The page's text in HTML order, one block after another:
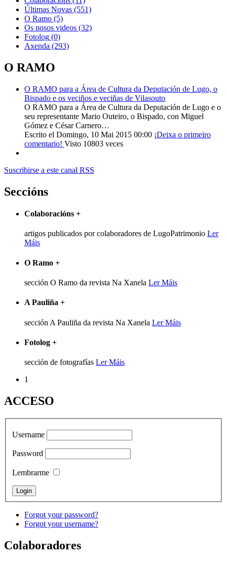
Últimas Novas (551)
O Ramo (5)
Os nosos videos (32)
Fotolog (0)
Axenda (293)
O RAMO
O RAMO para a Área de Cultura da Deputación de Lugo, o
Bispado e os veciños e veciñas de Vilasouto
O RAMO para a Área de Cultura da Deputación de Lugo e o
seu representante Mario Outeiro, o Bispado, con Miguel
Gómez e César Carnero…
Escrito el Domingo, 10 Mai 2015 00:00 ¡Deixa o primeiro
comentario! Visto 10803 veces
Suscribirse a este canal RSS
Seccións
Colaboracións +
artigos publicados por colaboradores de LugoPatrimonio Ler
Máis
O Ramo +
sección O Ramo da revista Na Xanela Ler Máis
A Pauliña +
sección A Pauliña da revista Na Xanela Ler Máis
Fotolog +
sección de fotografías Ler Máis
1
ACCESO
Username
Password
Lembrarme
Forgot your password?
Forgot your username?
Colaboradores